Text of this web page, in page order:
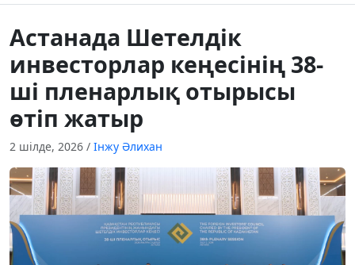
Астанада Шетелдік
инвесторлар кеңесінің 38-
ші пленарлық отырысы
өтіп жатыр
2 шілде, 2026 / Інжу Әлихан